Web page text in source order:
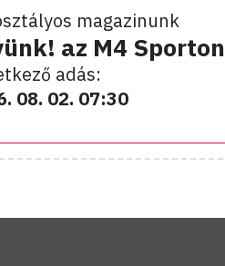
magazinunk
az M4 Sporton
adás:
08. 02. 07:30